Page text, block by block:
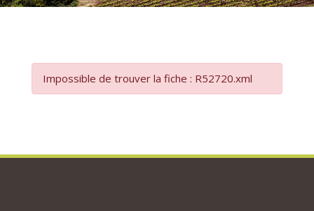
Impossible de trouver la fiche : R52720.xml